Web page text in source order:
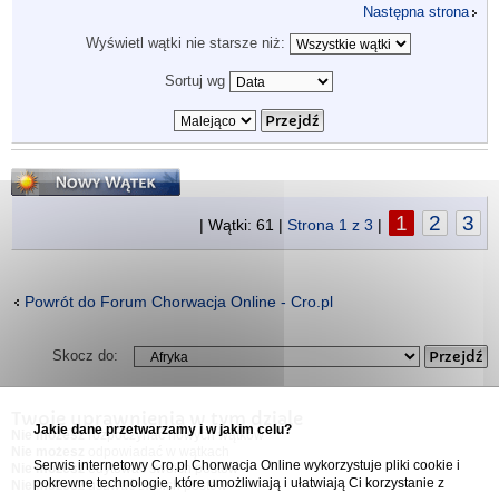
Następna strona
Wyświetl wątki nie starsze niż:
Sortuj wg
Napisz wątek
| Wątki: 61 | Strona 1 z 3 | 1 2 3
Powrót do Forum Chorwacja Online - Cro.pl
Skocz do:
Twoje uprawnienia w tym dziale
Nie możeszrozpoczynać nowych wątków
Nie możeszedytować swoich postów
Nie możeszusuwać swoich postów
Jakie dane przetwarzamy i w jakim celu?
Serwis internetowy Cro.pl Chorwacja Online wykorzystuje pliki cookie i
pokrewne technologie, które umożliwiają i ułatwiają Ci korzystanie z